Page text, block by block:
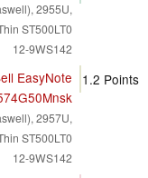
2955U,
ST500LT0
12-9WS142
EasyNote
2957U,
ST500LT0
12-9WS142
1.2 Points